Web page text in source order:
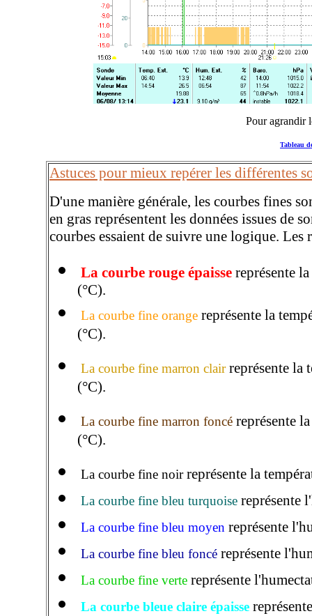
Pour agrandir
Tableau
Astuces pour mieux repérer les différentes
D'une manière générale, les courbes fines
en gras représentent les données issues de
courbes essaient de suivre une logique.
La courbe rouge épaisse représente
(°C).
La courbe fine orange représente la
(°C).
La courbe fine marron clair représente la
(°C).
La courbe fine marron foncé représente
(°C).
La courbe fine noir représente la
La courbe fine bleu turquoise représente
La courbe fine bleu moyen représente
La courbe fine bleu foncé représente
La courbe fine verte représente
La courbe bleue claire épaisse